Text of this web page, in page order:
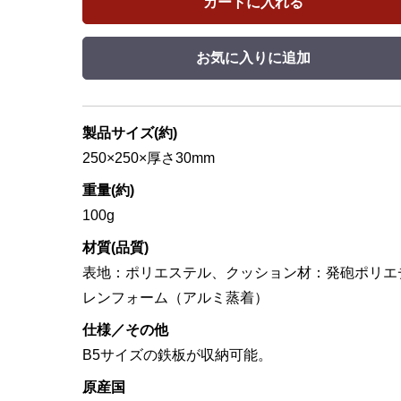
お気に入りに追加
製品サイズ(約)
250×250×厚さ30mm
重量(約)
100g
材質(品質)
表地：ポリエステル、クッション材：発砲ポリエ
レンフォーム（アルミ蒸着）
仕様／その他
B5サイズの鉄板が収納可能。
原産国